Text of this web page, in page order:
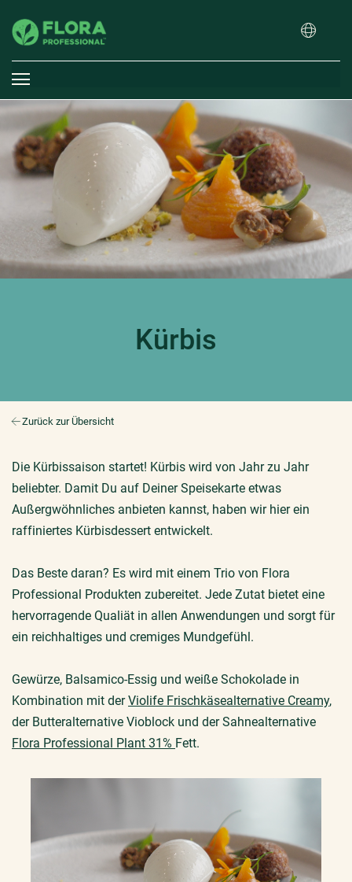
Kürbis
Zurück zur Übersicht
Die Kürbissaison startet! Kürbis wird von Jahr zu Jahr
beliebter. Damit Du auf Deiner Speisekarte etwas
Außergwöhnliches anbieten kannst, haben wir hier ein
raffiniertes Kürbisdessert entwickelt.
Das Beste daran? Es wird mit einem Trio von Flora
Professional Produkten zubereitet. Jede Zutat bietet eine
hervorragende Qualiät in allen Anwendungen und sorgt für
ein reichhaltiges und cremiges Mundgefühl.
Gewürze, Balsamico-Essig und weiße Schokolade in
Kombination mit derViolife Frischkäsealternative Creamy,
der Butteralternative Vioblock und der Sahnealternative
Flora Professional Plant 31% Fett.